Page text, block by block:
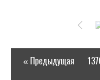
« Предыдущая